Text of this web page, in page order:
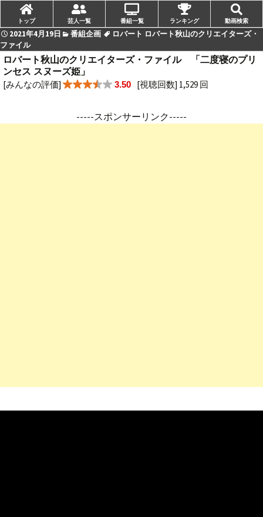
2021年4月19日 番組企画
ロバート ロバート秋山のクリエイターズ・
ファイル
ロバート秋山のクリエイターズ・ファイル 「二度寝のプリ
ンセス スヌーズ姫」
[みんなの評価] 3.50 [視聴回数] 1,529 回
-----スポンサーリンク-----
トップ 芸人一覧 番組一覧 ランキング 動画検索